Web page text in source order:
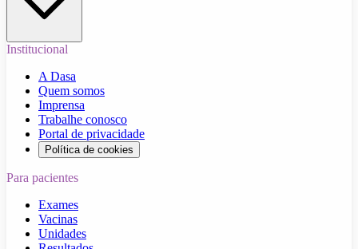
Institucional
A Dasa
Quem somos
Imprensa
Trabalhe conosco
Portal de privacidade
Política de cookies
Para pacientes
Exames
Vacinas
Unidades